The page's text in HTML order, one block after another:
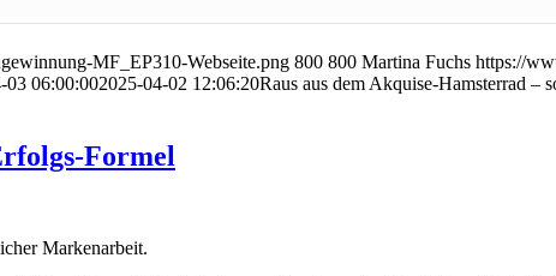
MF_EP310-Webseite.png 800 800 Martina Fuchs https://
03 06:00:002025-04-02 12:06:20Raus aus dem Akquise-Hamsterrad –
Formel
Markenarbeit.